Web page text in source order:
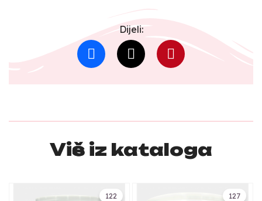
Dijeli:
Više iz kataloga
122 127